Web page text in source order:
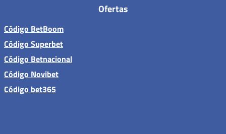
Ofertas
Código BetBoom
Código Superbet
Código Betnacional
Código Novibet
Código bet365